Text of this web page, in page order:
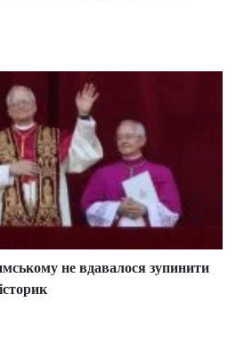
не вдавалося зупинити